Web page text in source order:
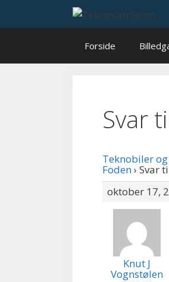
Forside
Svar
Teknobiler
Foden› Svar
oktober 17,
Knut J
Vognstølen